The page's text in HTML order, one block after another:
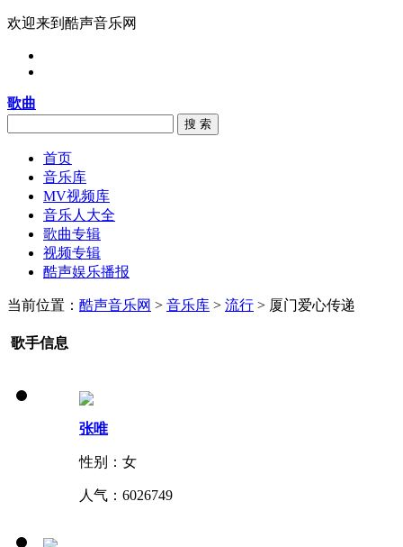
欢迎来到酷声音乐网
歌曲
搜 索
首页
音乐库
MV视频库
音乐人大全
歌曲专辑
视频专辑
酷声娱乐播报
当前位置： 酷声音乐网 > 音乐库 > 流行 > 厦门爱心传递
歌手信息
张唯
性别：女
人气： 6026749